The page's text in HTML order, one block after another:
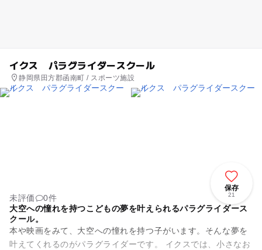
イクス パラグライダースクール
静岡県田方郡函南町 / スポーツ施設
保存
21
未評価
0件
大空への憧れを持つこどもの夢を叶えられるパラグライダース
クール。
本や映画をみて、大空への憧れを持つ子がいます。そんな夢を
叶えてくれるのがパラグライダーです。 イクスでは、小さなお